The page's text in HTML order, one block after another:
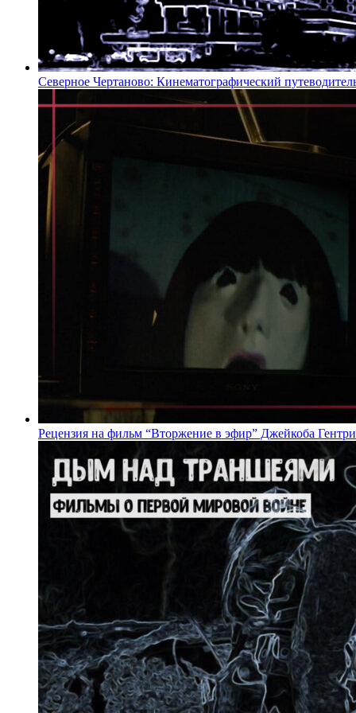
Северное Чертаново: Кинематографический
Рецензия на фильм “Вторжение в эфир” Джейкоба Гентри